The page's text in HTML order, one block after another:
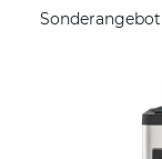
Sonderangebot